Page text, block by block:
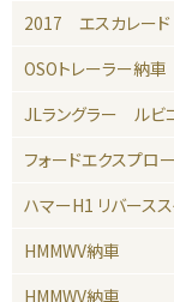
2017 エスカレー
OSOトレーラー納車
JLラングラー ルビ
フォードエクスプロ
ハマーH1 リバース
HMMWV納車
HMMWV納車